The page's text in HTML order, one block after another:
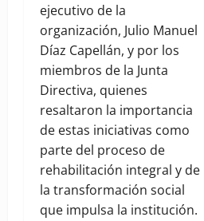
ejecutivo de la
organización, Julio Manuel
Díaz Capellán, y por los
miembros de la Junta
Directiva, quienes
resaltaron la importancia
de estas iniciativas como
parte del proceso de
rehabilitación integral y de
la transformación social
que impulsa la institución.